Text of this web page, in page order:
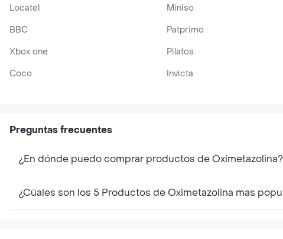
Locatel
Miniso
BBC
Patprimo
Xbox one
Pilatos
Coco
Invicta
Preguntas frecuentes
¿En dónde puedo comprar productos de Oximetazolina?
¿Cúales son los 5 Productos de Oximetazolina mas